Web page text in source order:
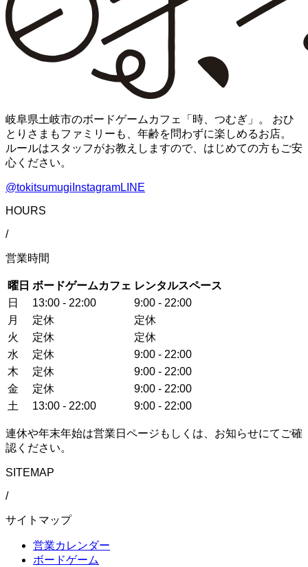
岐阜県土岐市のボードゲームカフェ「時、つむぎ」。 おひ
とりさまもファミリーも、年齢を問わずに楽しめるお店。
ルールはスタッフがお教えしますので、はじめての方もご安
心ください。
@tokitsumugi InstagramLINE
HOURS
/
営業時間
曜日 ボードゲームカフェ レンタルスペース
日
13:00 - 22:00
9:00 - 22:00
月
定休
定休
火
定休
定休
水
定休
9:00 - 22:00
木
定休
9:00 - 22:00
金
定休
9:00 - 22:00
土
13:00 - 22:00 9:00 - 22:00
連休や年末年始は営業日ページもしくは、お知らせにてご確
認ください。
SITEMAP
/
サイトマップ
営業カレンダー
ボードゲーム